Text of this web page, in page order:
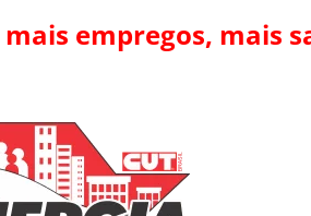
empregos, mais